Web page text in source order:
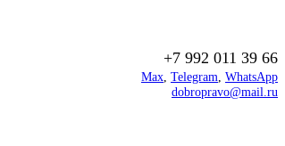
+7 992 011 39 66
Max, Telegram, WhatsApp
dobropravo@mail.ru